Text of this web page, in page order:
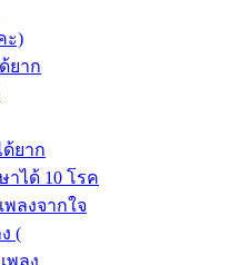
ะ)
ยาก
ยาก
ได้ 10 โรค
พลงจากใจ
(